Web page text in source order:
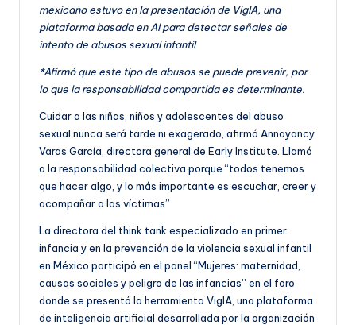
mexicano estuvo en la presentación de VigIA, una
plataforma basada en AI para detectar señales de
intento de abusos sexual infantil
*Afirmó que este tipo de abusos se puede prevenir, por
lo que la responsabilidad compartida es determinante.
Cuidar a las niñas, niños y adolescentes del abuso
sexual nunca será tarde ni exagerado, afirmó Annayancy
Varas García, directora general de Early Institute. Llamó
a la responsabilidad colectiva porque “todos tenemos
que hacer algo, y lo más importante es escuchar, creer y
acompañar a las víctimas”
La directora del think tank especializado en primer
infancia y en la prevención de la violencia sexual infantil
en México participó en el panel “Mujeres: maternidad,
causas sociales y peligro de las infancias” en el foro
donde se presentó la herramienta VigIA, una plataforma
de inteligencia artificial desarrollada por la organización